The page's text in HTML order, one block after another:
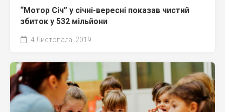
“Мотор Січ” у січні-вересні показав чистий
збиток у 532 мільйони
4 Листопада, 2019